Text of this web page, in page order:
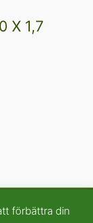
X 1,7
förbättra din